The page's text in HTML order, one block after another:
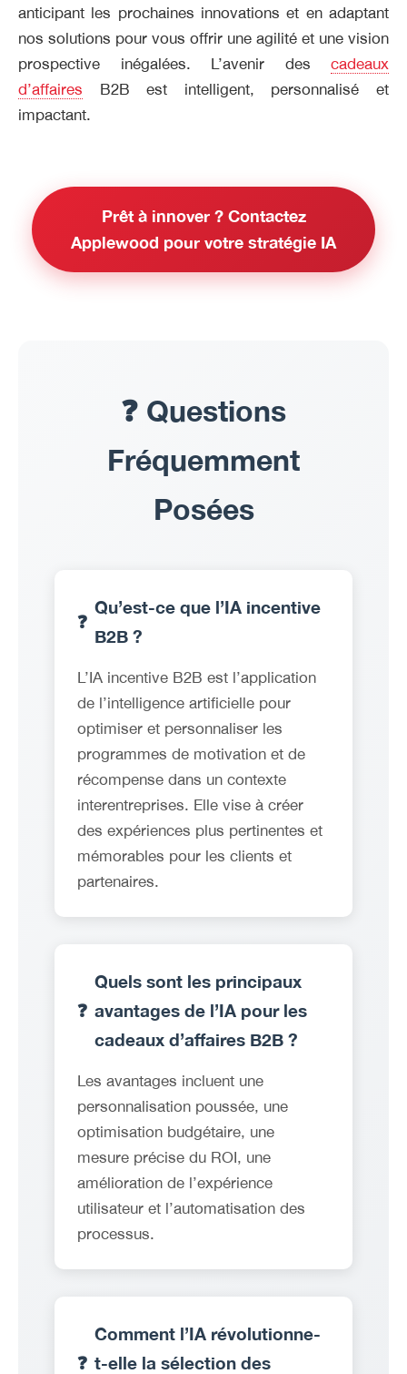
anticipant les prochaines innovations et en adaptant
nos solutions pour vous offrir une agilité et une vision
prospective inégalées. L’avenir des cadeaux
d’affaires B2B est intelligent, personnalisé et
impactant.
Prêt à innover ? Contactez
Applewood pour votre stratégie IA
❓ Questions
Fréquemment
Posées
❓
Qu’est-ce que l’IA incentive
B2B ?
L’IA incentive B2B est l’application
de l’intelligence artificielle pour
optimiser et personnaliser les
programmes de motivation et de
récompense dans un contexte
interentreprises. Elle vise à créer
des expériences plus pertinentes et
mémorables pour les clients et
partenaires.
❓
Quels sont les principaux
avantages de l’IA pour les
cadeaux d’affaires B2B ?
Les avantages incluent une
personnalisation poussée, une
optimisation budgétaire, une
mesure précise du ROI, une
amélioration de l’expérience
utilisateur et l’automatisation des
processus.
❓
Comment l’IA révolutionne-
t-elle la sélection des